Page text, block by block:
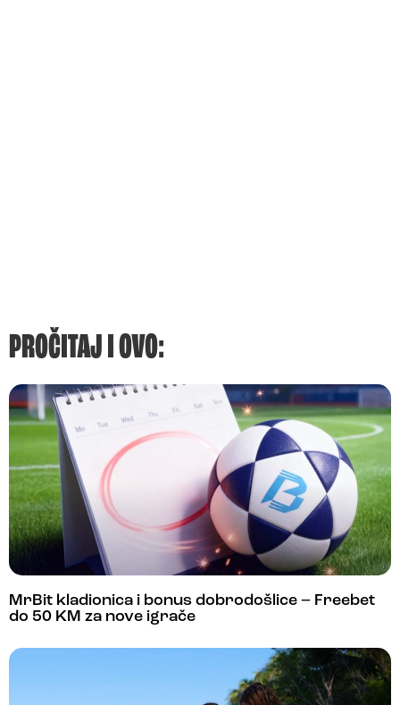
PROČITAJ I OVO:
MrBit kladionica i bonus dobrodošlice – Freebet
do 50 KM za nove igrače